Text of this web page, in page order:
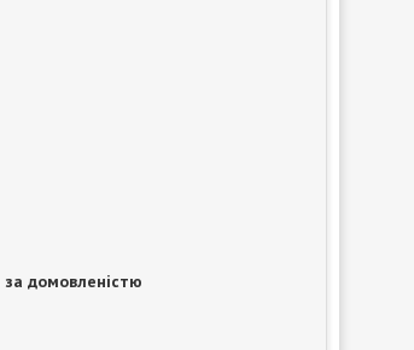
за домовленістю